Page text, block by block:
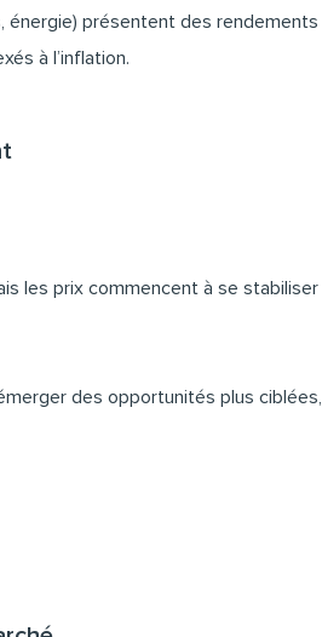
présentent des
à l’inflation.
les prix commencent à se
des opportunités plus